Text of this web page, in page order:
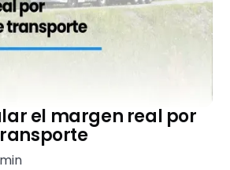
el margen real por